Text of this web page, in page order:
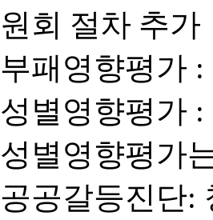
원회 절차 추가
부패영향평가
성별영향평가
성별영향평가
공공갈등진단: